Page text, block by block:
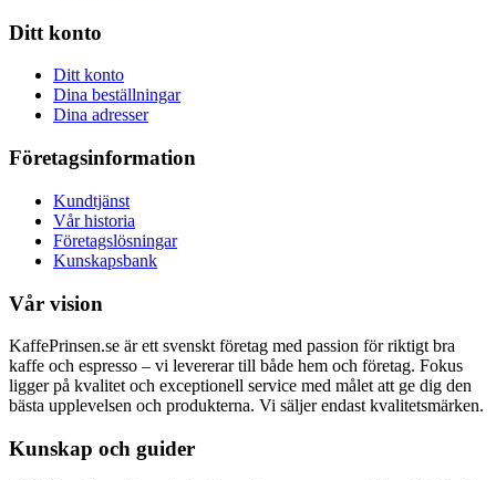
Ditt konto
Ditt konto
Dina beställningar
Dina adresser
Företagsinformation
Kundtjänst
Vår historia
Företagslösningar
Kunskapsbank
Vår vision
KaffePrinsen.se är ett svenskt företag med passion för riktigt bra
kaffe och espresso – vi levererar till både hem och företag. Fokus
ligger på kvalitet och exceptionell service med målet att ge dig den
bästa upplevelsen och produkterna. Vi säljer endast kvalitetsmärken.
Kunskap och guider